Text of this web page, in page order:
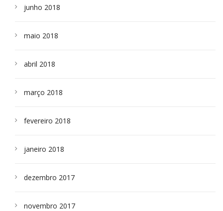
junho 2018
maio 2018
abril 2018
março 2018
fevereiro 2018
janeiro 2018
dezembro 2017
novembro 2017